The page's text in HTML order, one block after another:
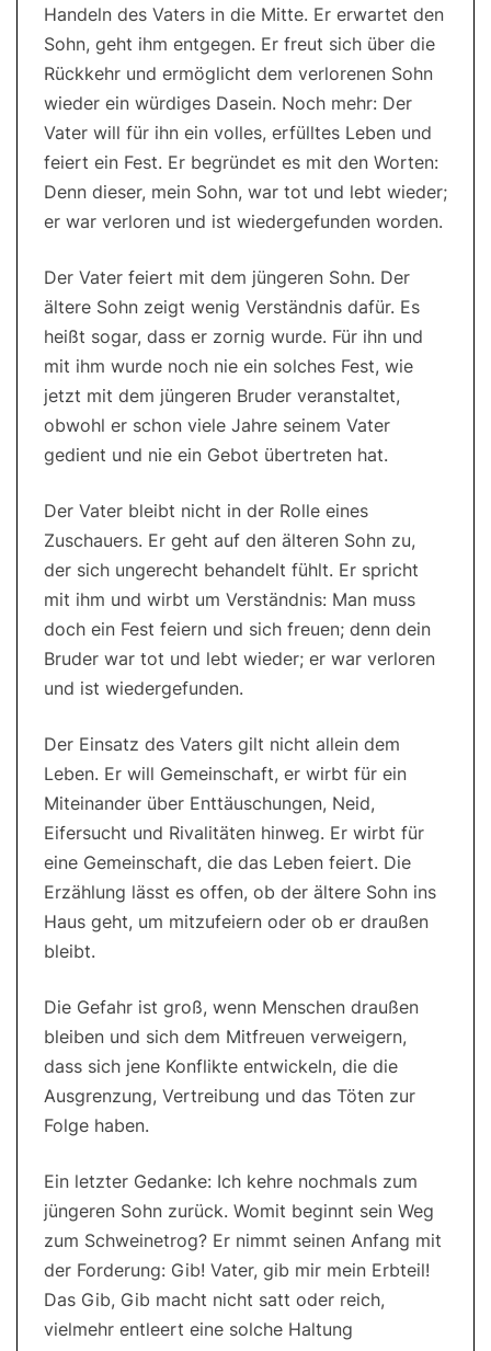
Handeln des Vaters in die Mitte. Er erwartet den
Sohn, geht ihm entgegen. Er freut sich über die
Rückkehr und ermöglicht dem verlorenen Sohn
wieder ein würdiges Dasein. Noch mehr: Der
Vater will für ihn ein volles, erfülltes Leben und
feiert ein Fest. Er begründet es mit den Worten:
Denn dieser, mein Sohn, war tot und lebt wieder;
er war verloren und ist wiedergefunden worden.
Der Vater feiert mit dem jüngeren Sohn. Der
ältere Sohn zeigt wenig Verständnis dafür. Es
heißt sogar, dass er zornig wurde. Für ihn und
mit ihm wurde noch nie ein solches Fest, wie
jetzt mit dem jüngeren Bruder veranstaltet,
obwohl er schon viele Jahre seinem Vater
gedient und nie ein Gebot übertreten hat.
Der Vater bleibt nicht in der Rolle eines
Zuschauers. Er geht auf den älteren Sohn zu,
der sich ungerecht behandelt fühlt. Er spricht
mit ihm und wirbt um Verständnis: Man muss
doch ein Fest feiern und sich freuen; denn dein
Bruder war tot und lebt wieder; er war verloren
und ist wiedergefunden.
Der Einsatz des Vaters gilt nicht allein dem
Leben. Er will Gemeinschaft, er wirbt für ein
Miteinander über Enttäuschungen, Neid,
Eifersucht und Rivalitäten hinweg. Er wirbt für
eine Gemeinschaft, die das Leben feiert. Die
Erzählung lässt es offen, ob der ältere Sohn ins
Haus geht, um mitzufeiern oder ob er draußen
bleibt.
Die Gefahr ist groß, wenn Menschen draußen
bleiben und sich dem Mitfreuen verweigern,
dass sich jene Konflikte entwickeln, die die
Ausgrenzung, Vertreibung und das Töten zur
Folge haben.
Ein letzter Gedanke: Ich kehre nochmals zum
jüngeren Sohn zurück. Womit beginnt sein Weg
zum Schweinetrog? Er nimmt seinen Anfang mit
der Forderung: Gib! Vater, gib mir mein Erbteil!
Das Gib, Gib macht nicht satt oder reich,
vielmehr entleert eine solche Haltung